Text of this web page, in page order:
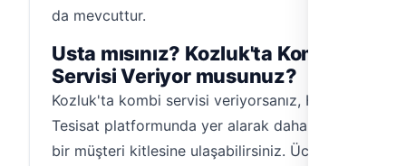
da mevcuttur.
Usta mısınız? Kozluk'ta Kombi
Servisi Veriyor musunuz?
Kozluk'ta kombi servisi veriyorsanız, Hemen
Tesisat platformunda yer alarak daha geniş
bir müşteri kitlesine ulaşabilirsiniz. Ücretsiz